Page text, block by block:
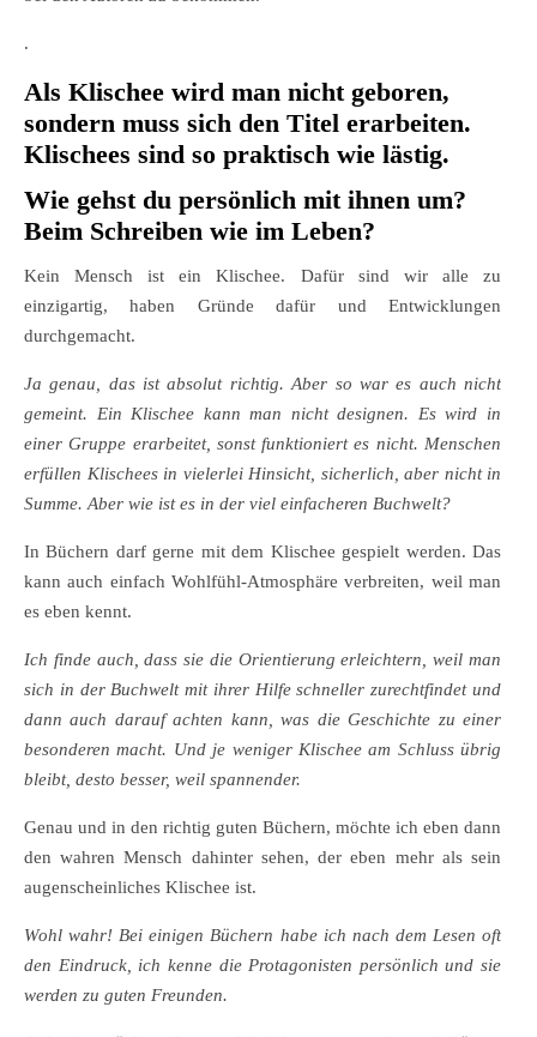
.
Als Klischee wird man nicht geboren,
sondern muss sich den Titel erarbeiten.
Klischees sind so praktisch wie lästig.
Wie gehst du persönlich mit ihnen um?
Beim Schreiben wie im Leben?
Kein Mensch ist ein Klischee. Dafür sind wir alle zu
einzigartig, haben Gründe dafür und Entwicklungen
durchgemacht.
Ja genau, das ist absolut richtig. Aber so war es auch nicht
gemeint. Ein Klischee kann man nicht designen. Es wird in
einer Gruppe erarbeitet, sonst funktioniert es nicht. Menschen
erfüllen Klischees in vielerlei Hinsicht, sicherlich, aber nicht in
Summe. Aber wie ist es in der viel einfacheren Buchwelt?
In Büchern darf gerne mit dem Klischee gespielt werden. Das
kann auch einfach Wohlfühl-Atmosphäre verbreiten, weil man
es eben kennt.
Ich finde auch, dass sie die Orientierung erleichtern, weil man
sich in der Buchwelt mit ihrer Hilfe schneller zurechtfindet und
dann auch darauf achten kann, was die Geschichte zu einer
besonderen macht. Und je weniger Klischee am Schluss übrig
bleibt, desto besser, weil spannender.
Genau und in den richtig guten Büchern, möchte ich eben dann
den wahren Mensch dahinter sehen, der eben mehr als sein
augenscheinliches Klischee ist.
Wohl wahr! Bei einigen Büchern habe ich nach dem Lesen oft
den Eindruck, ich kenne die Protagonisten persönlich und sie
werden zu guten Freunden.